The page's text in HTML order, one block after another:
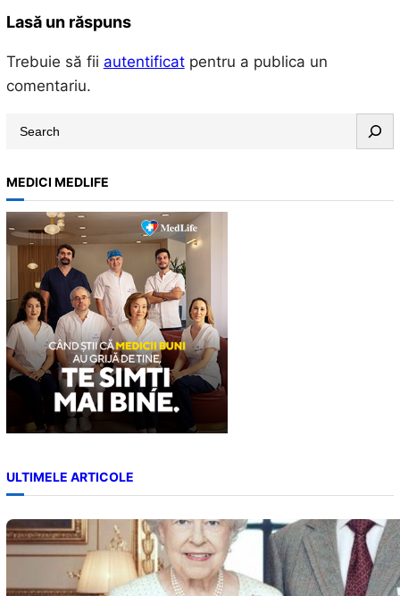
Lasă un răspuns
Trebuie să fii autentificatpentru a publica un
comentariu.
r
c
h
MEDICI MEDLIFE
ULTIMELE ARTICOLE